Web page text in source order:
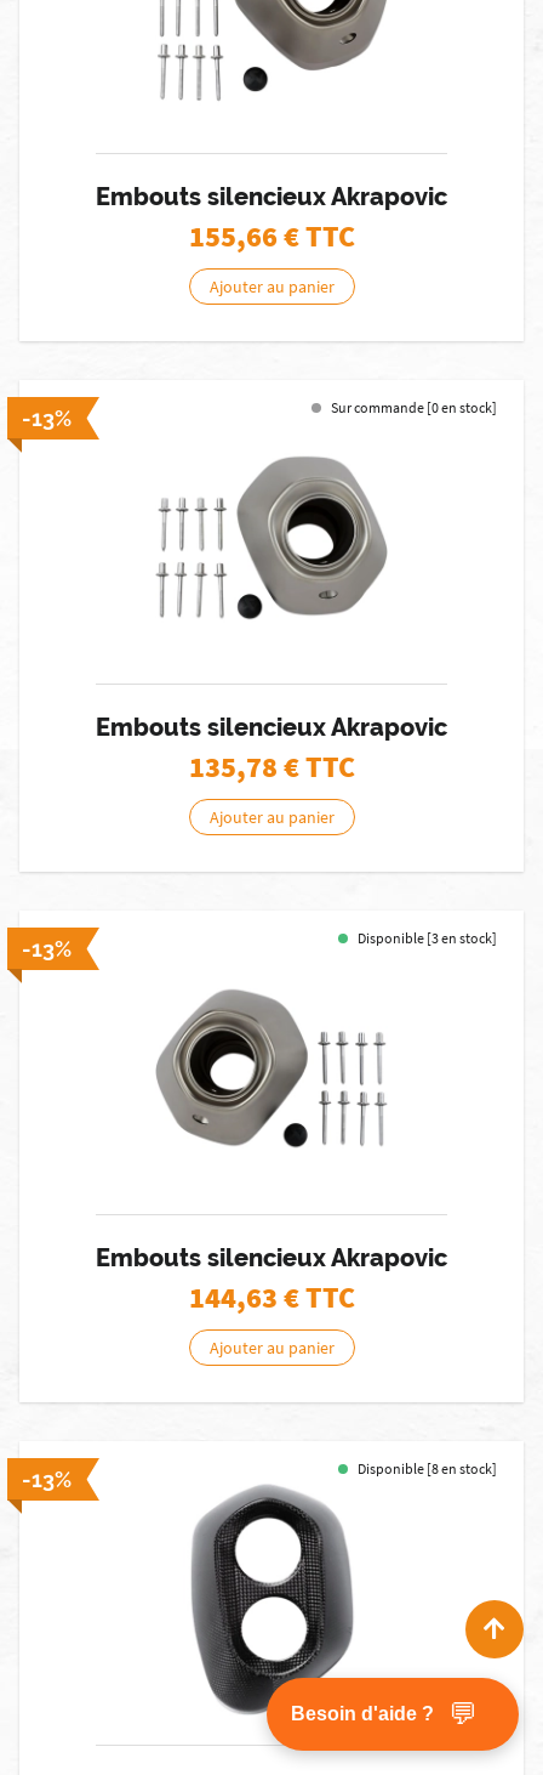
Embouts silencieux Akrapovic
155,66€ TTC
Ajouter au panier
-13% Sur commande [0 en stock]
Embouts silencieux Akrapovic
135,78€ TTC
Ajouter au panier
-13% Disponible [3 en stock]
Embouts silencieux Akrapovic
144,63€ TTC
Ajouter au panier
-13% Disponible [8 en stock]
Besoin d'aide ? 💬